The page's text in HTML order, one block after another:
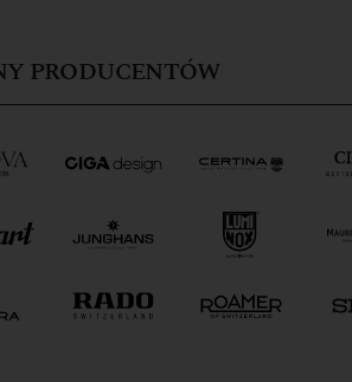
PRODUCENTÓW